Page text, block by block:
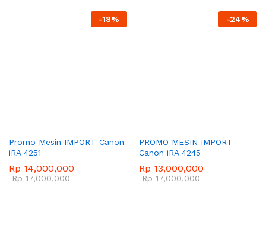
-18%
Promo Mesin IMPORT Canon
iRA 4251
Rp 14,000,000
Rp17,000,000
-24%
PROMO MESIN IMPORT
Canon iRA 4245
Rp 13,000,000
Rp17,000,000